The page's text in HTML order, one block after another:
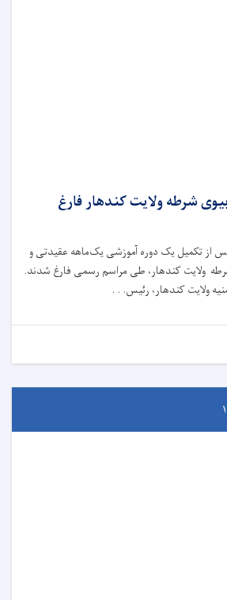
شرطه ولایت کندهار فارغ
پس از تکمیل یک دوره آموزشی یک‌ماهه عقیدتی و
ولایت کندهار، طی مراسم رسمی فارغ شدند.
ولایت کندهار، رئیس. . .